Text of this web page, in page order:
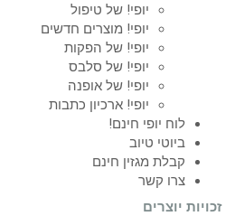
יופי! של טיפול
יופי! מוצרים חדשים
יופי! של הפקות
יופי! של סלבס
יופי! של אופנה
יופי! ארכיון כתבות
לוח יופי חינם!
ביוטי טיוב
קבלת מגזין חינם
צרו קשר
זכויות יוצרים